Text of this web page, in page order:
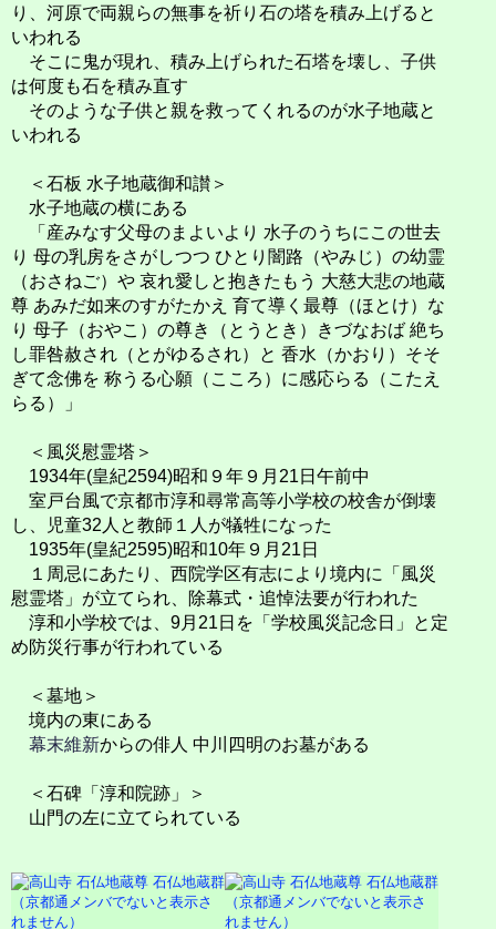
り、河原で両親らの無事を祈り石の塔を積み上げると
いわれる
そこに鬼が現れ、積み上げられた石塔を壊し、子供
は何度も石を積み直す
そのような子供と親を救ってくれるのが水子地蔵と
いわれる
＜石板 水子地蔵御和讃＞
水子地蔵の横にある
「産みなす父母のまよいより 水子のうちにこの世去
り 母の乳房をさがしつつ ひとり闇路（やみじ）の幼霊
（おさねご）や 哀れ愛しと抱きたもう 大慈大悲の地蔵
尊 あみだ如来のすがたかえ 育て導く最尊（ほとけ）な
り 母子（おやこ）の尊き（とうとき）きづなおば 絶ち
し罪咎赦され（とがゆるされ）と 香水（かおり）そそ
ぎて念佛を 称うる心願（こころ）に感応らる（こたえ
らる）」
＜風災慰霊塔＞
1934年(皇紀2594)昭和９年９月21日午前中
室戸台風で京都市淳和尋常高等小学校の校舎が倒壊
し、児童32人と教師１人が犠牲になった
1935年(皇紀2595)昭和10年９月21日
１周忌にあたり、西院学区有志により境内に「風災
慰霊塔」が立てられ、除幕式・追悼法要が行われた
淳和小学校では、9月21日を「学校風災記念日」と定
め防災行事が行われている
＜墓地＞
境内の東にある
幕末維新からの俳人 中川四明のお墓がある
＜石碑「淳和院跡」＞
山門の左に立てられている